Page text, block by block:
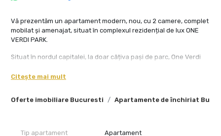
Oferte imobiliare Bucuresti Apartamente de închiriat
Vă prezentăm un apartament modern, nou, cu 2 camere, complet
mobilat și amenajat, situat în complexul rezidențial de lux ONE
VERDI PARK.
Situat în nordul capitalei, la doar câțiva pași de parc, One Verdi
București, oferind vederi panoramice impresionante asupra
Apartamentul este disponibil doar mobilat și complet utilat cu
rezidențiale premium, conform celor mai noi tendințe în design și
Citește mai mult
Tip apartament Apartament